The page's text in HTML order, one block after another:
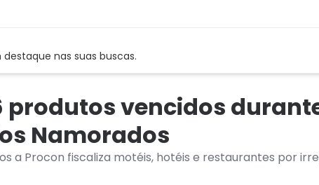
nas suas buscas.
produtos vencidos
Namorados
a Procon fiscaliza motéis, hotéis e restaurantes por